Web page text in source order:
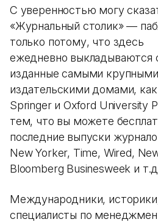
С уверенностью могу
«Журнальный столик» —
только потому, что здесь
ежедневно выкладываются
изданные самыми
издательскими домами, как
Springer и Oxford University
тем, что вы можете
последние выпуски
New Yorker, Time, Wired,
Bloomberg Businesweek и
Международники,
специалисты по